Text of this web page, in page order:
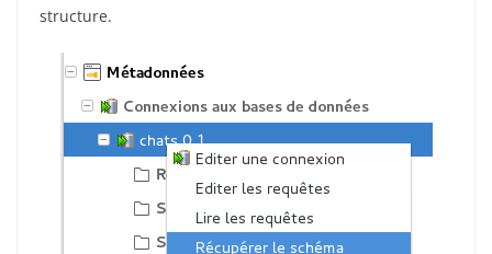
structure.